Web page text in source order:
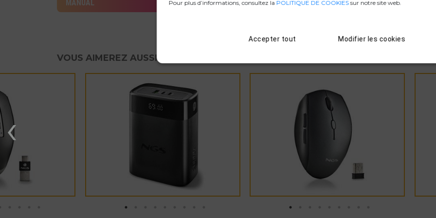
MANUAL D. CONFORMITÉ
VOUS AIMEREZ AUSSI
‹
Pour plus d’informations, consultez la POLITIQUE DE COOKIESsur notre site web.
Accepter tout Modifier les cookies